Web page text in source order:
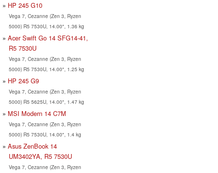
HP 245 G10
Vega 7, Cezanne (Zen 3, Ryzen
5000) R5 7530U, 14.00", 1.36 kg
Acer Swift Go 14 SFG14-41,
R5 7530U
Vega 7, Cezanne (Zen 3, Ryzen
5000) R5 7530U, 14.00", 1.25 kg
HP 245 G9
Vega 7, Cezanne (Zen 3, Ryzen
5000) R5 5625U, 14.00", 1.47 kg
MSI Modern 14 C7M
Vega 7, Cezanne (Zen 3, Ryzen
5000) R5 7530U, 14.00", 1.4 kg
Asus ZenBook 14
UM3402YA, R5 7530U
Vega 7, Cezanne (Zen 3, Ryzen